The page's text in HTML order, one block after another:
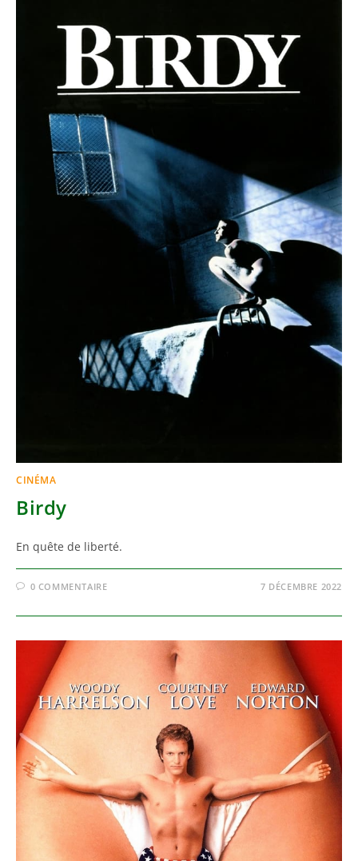
CINÉMA
Birdy
En quête de liberté.
0 COMMENTAIRE 7 DÉCEMBRE 2022